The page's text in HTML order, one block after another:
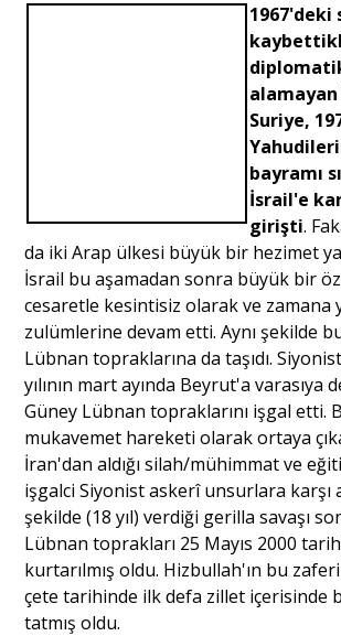
Sağlık
1967'deki
alamayan
Suriye,
bayramı
İsrail'e
girişti.
da iki Arap ülkesi büyük bir hezimet
İsrail bu aşamadan sonra büyük bir
cesaretle kesintisiz olarak ve zamana
zulümlerine devam etti. Aynı şekilde
Lübnan topraklarına da taşıdı.
yılının mart ayında Beyrut'a varasıya
Güney Lübnan topraklarını işgal etti.
mukavemet hareketi olarak ortaya
İran'dan aldığı silah/mühimmat ve
işgalci Siyonist askerî unsurlara karşı
şekilde (18 yıl) verdiği gerilla savaşı
Lübnan toprakları 25 Mayıs 2000
kurtarılmış oldu. Hizbullah'ın bu
çete tarihinde ilk defa zillet içerisinde
tatmış oldu.